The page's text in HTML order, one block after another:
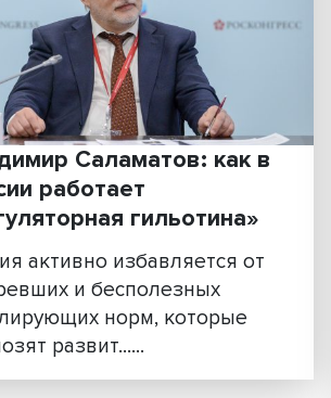
Владимир Саламатов:
России работает
«регуляторная